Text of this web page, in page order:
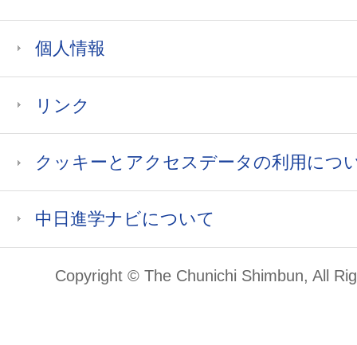
個人情報
リンク
クッキーとアクセスデータの利用につ
中日進学ナビについて
Copyright © The Chunichi Shimbun, All